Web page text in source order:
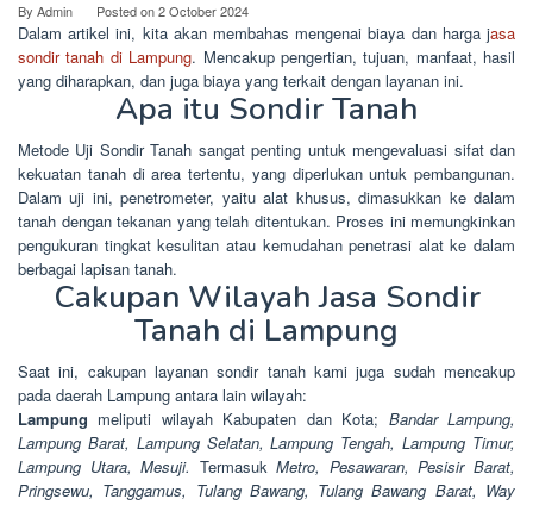
By Admin Posted on2 October 2024
Dalam artikel ini, kita akan membahas mengenai biaya dan harga jasa
sondir tanah di Lampung. Mencakup pengertian, tujuan, manfaat, hasil
yang diharapkan, dan juga biaya yang terkait dengan layanan ini.
Apa itu Sondir Tanah
Metode Uji Sondir Tanah sangat penting untuk mengevaluasi sifat dan
kekuatan tanah di area tertentu, yang diperlukan untuk pembangunan.
Dalam uji ini, penetrometer, yaitu alat khusus, dimasukkan ke dalam
tanah dengan tekanan yang telah ditentukan. Proses ini memungkinkan
pengukuran tingkat kesulitan atau kemudahan penetrasi alat ke dalam
berbagai lapisan tanah.
Cakupan Wilayah Jasa Sondir
Tanah di Lampung
Saat ini, cakupan layanan sondir tanah kami juga sudah mencakup
pada daerah Lampung antara lain wilayah:
Lampung meliputi wilayah Kabupaten dan Kota; Bandar Lampung,
Lampung Barat, Lampung Selatan, Lampung Tengah, Lampung Timur,
Lampung Utara, Mesuji. TermasukMetro, Pesawaran, Pesisir Barat,
Pringsewu, Tanggamus, Tulang Bawang, Tulang Bawang Barat, Way